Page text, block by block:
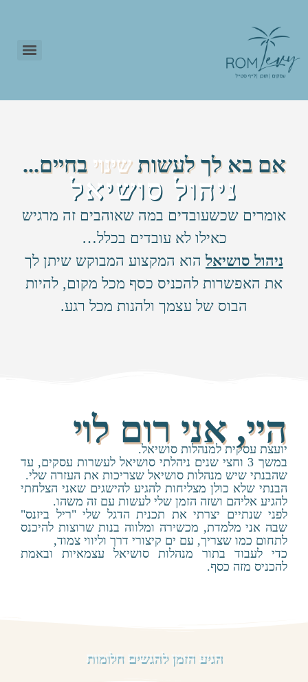
אם בא לך לעשות שינוי בחיים...
ניהול סושיאל
אומרים שכשעובדים במה שאוהבים זה מרגיש
כאילו לא עובדים בכלל…
ניהול סושיאלהוא המקצוע המבוקש שיתן לך
את האפשרות להכניס כסף מכל מקום, להיות
הבוס של עצמך ולהנות מכל רגע.
היי, אני רום לוי
יועצת עסקית למנהלות סושיאל.
במשך 3 וחצי שנים ניהלתי סושיאל לעשרות עסקים, עד
שהבנתי שיש מנהלות סושיאל שצריכות את העזרה שלי.
הבנתי שלא כולן מצליחות להגיע להישגים שאני הצלחתי
להגיע אליהם ושזה הזמן שלי לעשות עם זה משהו.
לפני שנתיים יצרתי את תכנית הדגל שלי "ריל ביזנס"
שבה אני מלמדת, מכשירה ומלווה בנות שרוצות להיכנס
לתחום כמו שצריך, עם ים קיצורי דרך וליווי צמוד,
כדי לעבוד בתור מנהלות סושיאל עצמאיות ובאמת
להכניס מזה כסף.
הגיע הזמן להגשים חלומות